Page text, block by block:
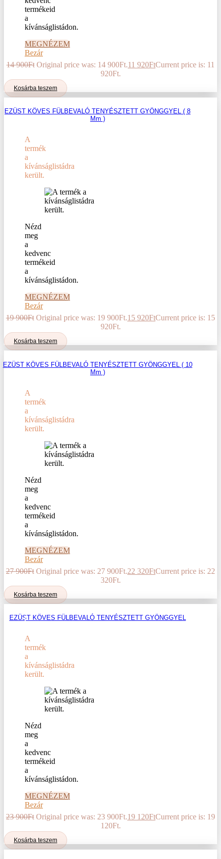
termékeid
a
kívánságlistádon.
MEGNÉZEM
Bezár
14 900Ft Original price was: 14 900Ft.11 920FtCurrent price is: 11
920Ft.
Kosárba teszem
EZÜST KÖVES FÜLBEVALÓ TENYÉSZTETT GYÖNGGYEL ( 8
Mm )
A
termék
a
kívánságlistádra
került.
Nézd
meg
a
kedvenc
termékeid
a
kívánságlistádon.
MEGNÉZEM
Bezár
19 900Ft Original price was: 19 900Ft.15 920FtCurrent price is: 15
920Ft.
Kosárba teszem
EZÜST KÖVES FÜLBEVALÓ TENYÉSZTETT GYÖNGGYEL ( 10
Mm )
A
termék
a
kívánságlistádra
került.
Nézd
meg
a
kedvenc
termékeid
a
kívánságlistádon.
MEGNÉZEM
Bezár
27 900Ft Original price was: 27 900Ft.22 320FtCurrent price is: 22
320Ft.
Kosárba teszem
EZÜST KÖVES FÜLBEVALÓ TENYÉSZTETT GYÖNGGYEL
A
termék
a
kívánságlistádra
került.
Nézd
meg
a
kedvenc
termékeid
a
kívánságlistádon.
MEGNÉZEM
Bezár
23 900Ft Original price was: 23 900Ft.19 120FtCurrent price is: 19
120Ft.
Kosárba teszem